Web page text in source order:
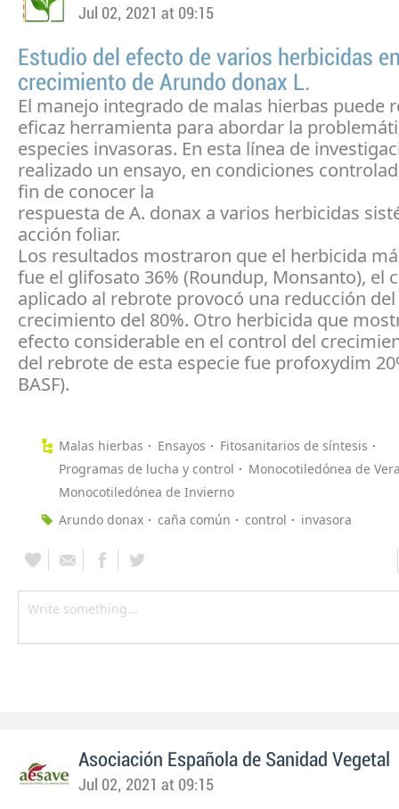
Jul 02, 2021 at 09:15
Estudio del efecto de varios herbicidas
crecimiento de Arundo donax L.
El manejo integrado de malas hierbas puede
eficaz herramienta para abordar la
especies invasoras. En esta línea de
realizado un ensayo, en condiciones
fin de conocer la
respuesta de A. donax a varios herbicidas
acción foliar.
Los resultados mostraron que el herbicida
fue el glifosato 36% (Roundup, Monsanto), el
aplicado al rebrote provocó una reducción del
crecimiento del 80%. Otro herbicida que
efecto considerable en el control del
del rebrote de esta especie fue profoxydim
BASF).
Malas hierbas Ensayos
Fitosanitarios de síntesis
Programas de lucha y control
Monocotiledónea de
Monocotiledónea de Invierno
Arundo donax
caña común control invasora
Asociación Española de Sanidad Vegetal
Jul 02, 2021 at 09:15